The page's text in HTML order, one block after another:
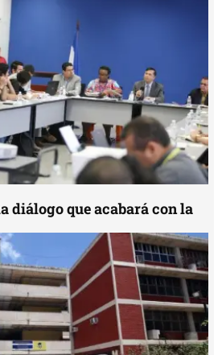
diálogo que acabará con la